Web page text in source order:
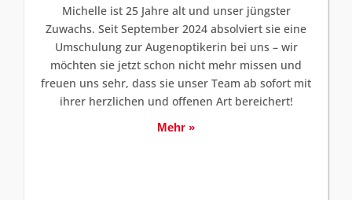
Michelle ist 25 Jahre alt und unser jüngster
Zuwachs. Seit September 2024 absolviert sie eine
Umschulung zur Augenoptikerin bei uns – wir
möchten sie jetzt schon nicht mehr missen und
freuen uns sehr, dass sie unser Team ab sofort mit
ihrer herzlichen und offenen Art bereichert!
Mehr »